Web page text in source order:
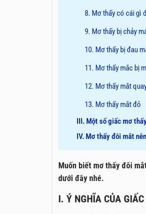
8. Mơ thấy có cái gì
9. Mơ thấy bị chảy
10. Mơ thấy bị đau
11. Mơ thấy mắc bị
12. Mơ thấy mắt
13. Mơ thấy mắt đỏ
III. Một số giấc mơ
IV. Mơ thấy đôi mắt
Muốn biết mơ thấy đôi
dưới đây nhé.
I. Ý NGHĨA CỦA